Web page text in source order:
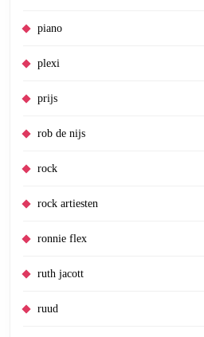
piano
plexi
prijs
rob de nijs
rock
rock artiesten
ronnie flex
ruth jacott
ruud